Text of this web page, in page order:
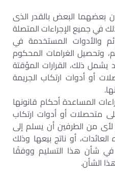
بعضهما البعض بالقدر الذى
في جميع الإجراءات المتصلة
والأدوات المستخدمة في
وتحصيل الغرامات المحكوم
يشمل ذلك، القرارات المؤقتة
أو أدوات ارتكاب الجريمة
المساعدة أحكام قانونها
متحصلات أو أدوات ارتكاب
من الطرفين أن يسلم إلى
أو ناتج بيعها وذلك
في شأن هذا التسليم ووفقًا
الشأن.